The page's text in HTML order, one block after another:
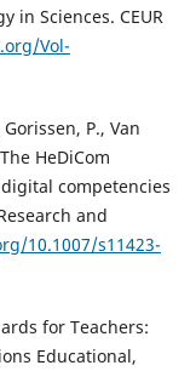
in Sciences. CEUR
Vol-
P., Van
HeDiCom
competencies
and
10.1007/s11423-
for Teachers:
Educational,